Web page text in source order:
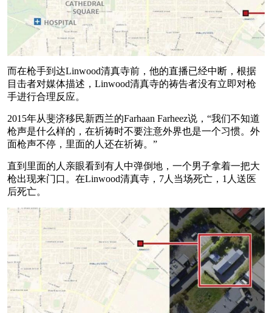
而在枪手到达Linwood清真寺前，他的直播已经中断，根据
目击者对媒体描述，Linwood清真寺的祷告者没有立即对枪
手进行合理反应。
2015年从斐济移民新西兰的Farhaan Farheez说，“我们不知道
枪声是什么样的，在祈祷时不要注意外界也是一个习惯。外
面枪声不停，里面的人还在祈祷。”
直到里面的人亲眼看到有人中弹倒地，一个男子拿着一把大
枪出现来门口。在Linwood清真寺，7人当场死亡，1人送医
后死亡。